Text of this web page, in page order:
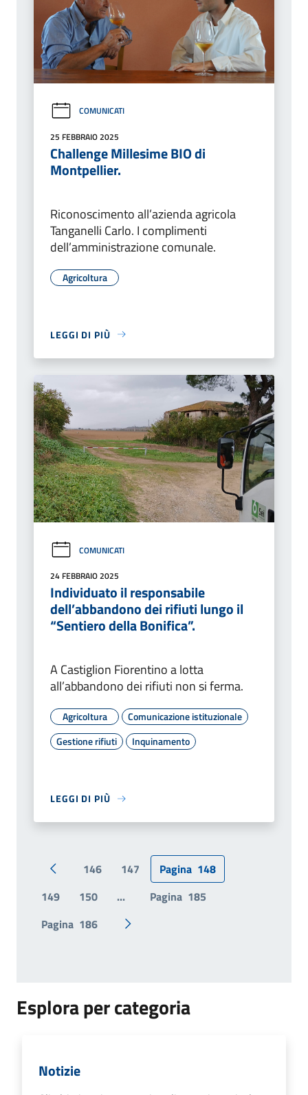
COMUNICATI
25 FEBBRAIO 2025
Challenge Millesime BIO di
Montpellier.
Riconoscimento all’azienda agricola
Tanganelli Carlo. I complimenti
dell’amministrazione comunale.
Agricoltura
LEGGI DI PIÙ
COMUNICATI
24 FEBBRAIO 2025
Individuato il responsabile
dell’abbandono dei rifiuti lungo il
“Sentiero della Bonifica”.
A Castiglion Fiorentino a lotta
all’abbandono dei rifiuti non si ferma.
Agricoltura
Comunicazione istituzionale
Gestione rifiuti
Inquinamento
LEGGI DI PIÙ
Pagina precedente
146 147 Pagina 148
149
150 ... Pagina 185
Pagina 186 Pagina successiva
Esplora per categoria
Notizie